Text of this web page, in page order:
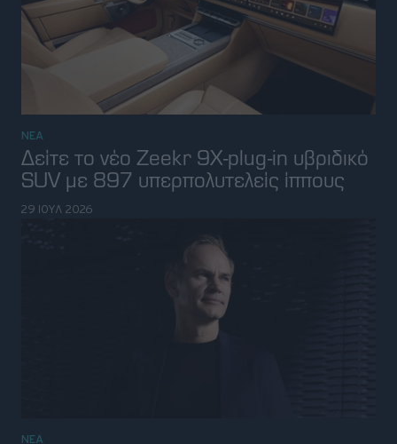
SUV με 897 υπερπολυτελείς ίππους
29 ΙΟΥΛ 2026
VW CEO: Ανεβάστε τώρα τους
δασμούς στα κινέζικα plug-in υβριδικά